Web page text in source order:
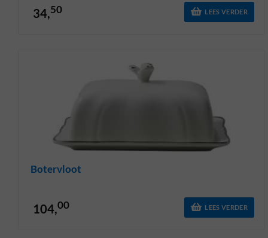
34,50 LEES VERDER
Botervloot
104,00 LEES VERDER